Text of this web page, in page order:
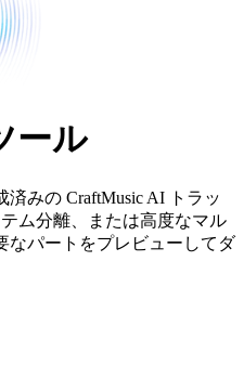
ール
みの CraftMusic AI トラッ
ム分離、または高度なマル
なパートをプレビューしてダ